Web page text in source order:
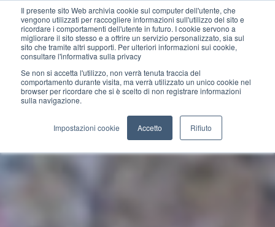
Il presente sito Web archivia cookie sul computer dell'utente, che
vengono utilizzati per raccogliere informazioni sull'utilizzo del sito e
ricordare i comportamenti dell'utente in futuro. I cookie servono a
migliorare il sito stesso e a offrire un servizio personalizzato, sia sul
sito che tramite altri supporti. Per ulteriori informazioni sui cookie,
consultare l'informativa sulla privacy
Se non si accetta l'utilizzo, non verrà tenuta traccia del
comportamento durante visita, ma verrà utilizzato un unico cookie nel
browser per ricordare che si è scelto di non registrare informazioni
sulla navigazione.
Impostazioni cookie Accetto Rifiuto